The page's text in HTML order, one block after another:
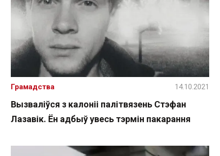
Вызваліўся з калоніі палітвязень Стэфан
Лазавік. Ён адбыў увесь тэрмін пакарання
Грамадства 14.10.2021